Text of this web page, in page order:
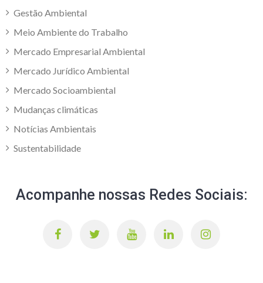
Gestão Ambiental
Meio Ambiente do Trabalho
Mercado Empresarial Ambiental
Mercado Jurídico Ambiental
Mercado Socioambiental
Mudanças climáticas
Notícias Ambientais
Sustentabilidade
Acompanhe nossas Redes Sociais: